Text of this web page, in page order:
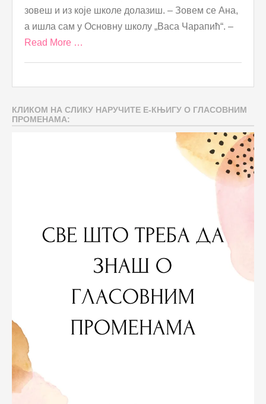
зовеш и из које школе долазиш. – Зовем се Ана,
а ишла сам у Основну школу „Васа Чарапић“. –
Read More …
КЛИКОМ НА СЛИКУ НАРУЧИТЕ Е-КЊИГУ О ГЛАСОВНИМ
ПРОМЕНАМА: